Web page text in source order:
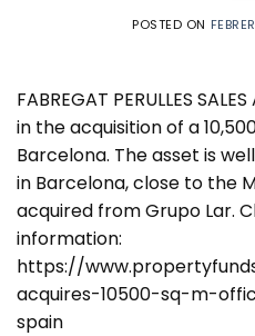
POSTED ON
FABREGAT PERULLES
in the acquisition of a
Barcelona. The asset is
in Barcelona, close to the
acquired from Grupo Lar.
information:
https://
acquires-10500-sq-m-
spain